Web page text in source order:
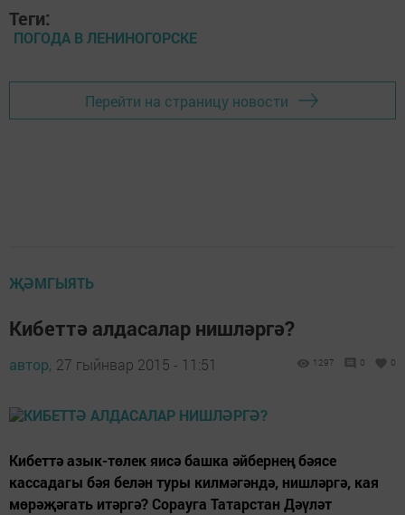
Теги:
ПОГОДА В ЛЕНИНОГОРСКЕ
Перейти на страницу новости
ҖӘМГЫЯТЬ
Кибеттә алдасалар нишләргә?
автор, 27 гыйнвар 2015 - 11:51 1297 0 0
Кибеттә азык-төлек яисә башка әйбернең бәясе
кассадагы бәя белән туры килмәгәндә, нишләргә, кая
мөрәҗәгать итәргә? Сорауга Татарстан Дәүләт